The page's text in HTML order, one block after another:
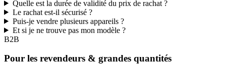
Quelle est la durée de validité du prix de rachat ?
Le rachat est-il sécurisé ?
Puis-je vendre plusieurs appareils ?
Et si je ne trouve pas mon modèle ?
B2B
Pour les revendeurs & grandes quantités